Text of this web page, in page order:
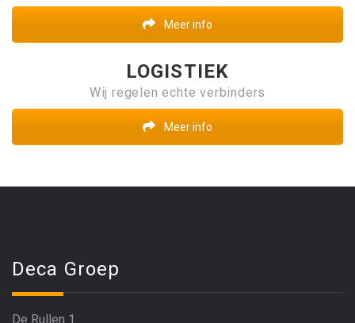
Meer info
LOGISTIEK
Wij regelen echte verbinders
Meer info
Deca Groep
De Rullen 1